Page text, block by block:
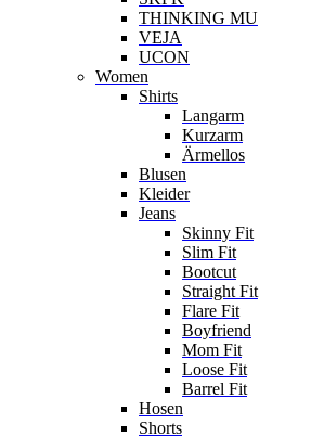
THINKING MU
VEJA
UCON
Women
Shirts
Langarm
Kurzarm
Ärmellos
Blusen
Kleider
Jeans
Skinny Fit
Slim Fit
Bootcut
Straight Fit
Flare Fit
Boyfriend
Mom Fit
Loose Fit
Barrel Fit
Hosen
Shorts